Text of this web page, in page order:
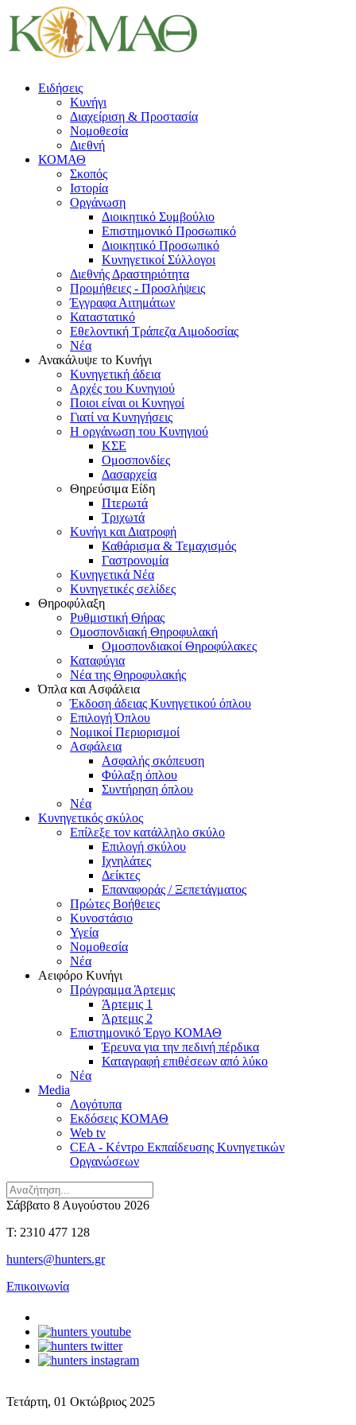
Ειδήσεις
Κυνήγι
Διαχείριση & Προστασία
Νομοθεσία
Διεθνή
ΚΟΜΑΘ
Σκοπός
Ιστορία
Οργάνωση
Διοικητικό Συμβούλιο
Επιστημονικό Προσωπικό
Διοικητικό Προσωπικό
Κυνηγετικοί Σύλλογοι
Διεθνής Δραστηριότητα
Προμήθειες - Προσλήψεις
Έγγραφα Αιτημάτων
Καταστατικό
Εθελοντική Τράπεζα Αιμοδοσίας
Νέα
Ανακάλυψε το Κυνήγι
Κυνηγετική άδεια
Αρχές του Κυνηγιού
Ποιοι είναι οι Κυνηγοί
Γιατί να Κυνηγήσεις
Η οργάνωση του Κυνηγιού
ΚΣΕ
Ομοσπονδίες
Δασαρχεία
Θηρεύσιμα Είδη
Πτερωτά
Τριχωτά
Κυνήγι και Διατροφή
Καθάρισμα & Τεμαχισμός
Γαστρονομία
Κυνηγετικά Νέα
Κυνηγετικές σελίδες
Θηροφύλαξη
Ρυθμιστική Θήρας
Ομοσπονδιακή Θηροφυλακή
Oμοσπονδιακοί Θηροφύλακες
Καταφύγια
Νέα της Θηροφυλακής
Όπλα και Ασφάλεια
Έκδοση άδειας Κυνηγετικού όπλου
Επιλογή Όπλου
Νομικοί Περιορισμοί
Ασφάλεια
Ασφαλής σκόπευση
Φύλαξη όπλου
Συντήρηση όπλου
Νέα
Κυνηγετικός σκύλος
Επίλεξε τον κατάλληλο σκύλο
Επιλογή σκύλου
Ιχνηλάτες
Δείκτες
Επαναφοράς / Ξεπετάγματος
Πρώτες Βοήθειες
Κυνοστάσιο
Υγεία
Νομοθεσία
Νέα
Αειφόρο Κυνήγι
Πρόγραμμα Άρτεμις
Άρτεμις 1
Άρτεμις 2
Επιστημονικό Έργο ΚΟΜΑΘ
Έρευνα για την πεδινή πέρδικα
Καταγραφή επιθέσεων από λύκο
Νέα
Media
Λογότυπα
Εκδόσεις ΚΟΜΑΘ
Web tv
CEA - Κέντρο Εκπαίδευσης Κυνηγετικών
Οργανώσεων
Σάββατο 8 Αυγούστου 2026
T: 2310 477 128
hunters@hunters.gr
Επικοινωνία
Τετάρτη, 01 Οκτώβριος 2025